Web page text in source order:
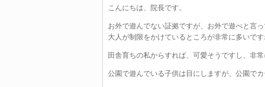
こんにちは、院長です。
お外で遊んでない証拠ですが、お外で遊べと言
大人が制限をかけているところが非常に多いです
田舎育ちの私からすれば、可愛そうですし、非常
公園で遊んでいる子供は目にしますが、公園で